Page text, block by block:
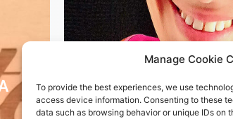
Manage Cookie
To provide the best experiences, we use
access device information. Consenting to these
data such as browsing behavior or unique IDs on
PAULINHA